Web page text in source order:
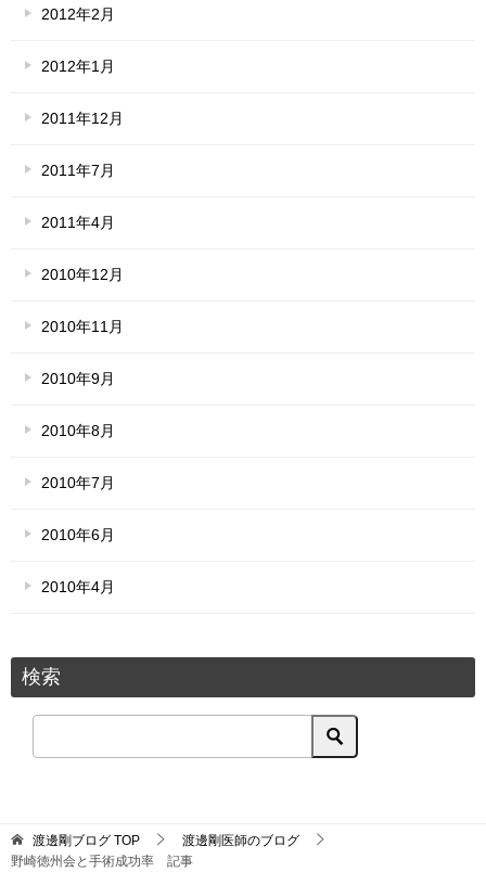
2012年2月
2012年1月
2011年12月
2011年7月
2011年4月
2010年12月
2010年11月
2010年9月
2010年8月
2010年7月
2010年6月
2010年4月
検索
渡邊剛ブログ TOP
渡邊剛医師のブログ
野崎徳州会と手術成功率 記事